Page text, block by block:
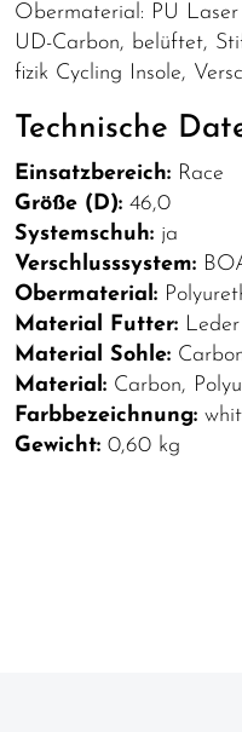
Obermaterial: PU Laser
UD-Carbon, belüftet,
fizik Cycling Insole,
Technische
Einsatzbereich: Race
Größe (D): 46,0
Systemschuh: ja
Verschlusssystem:
Obermaterial:
Material Futter: Leder
Material Sohle:
Material: Carbon,
Farbbezeichnung:
Gewicht: 0,60 kg